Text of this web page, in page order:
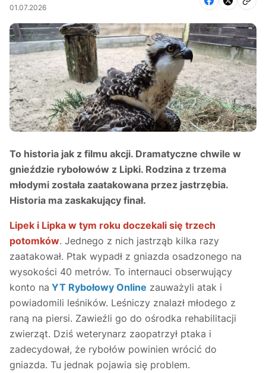
01.07.2026
To historia jak z filmu akcji. Dramatyczne chwile w
gnieździe rybołowów z Lipki. Rodzina z trzema
młodymi została zaatakowana przez jastrzębia.
Historia ma zaskakujący finał.
Lipek i Lipka w tym roku doczekali się trzech
potomków. Jednego z nich jastrząb kilka razy
zaatakował. Ptak wypadł z gniazda osadzonego na
wysokości 40 metrów. To internauci obserwujący
konto na YT Rybołowy Online zauważyli atak i
powiadomili leśników. Leśniczy znalazł młodego z
raną na piersi. Zawieźli go do ośrodka rehabilitacji
zwierząt. Dziś weterynarz zaopatrzył ptaka i
zadecydował, że rybołów powinien wrócić do
gniazda. Tu jednak pojawia się problem.